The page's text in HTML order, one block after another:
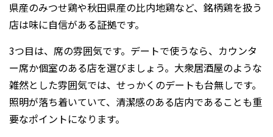
県産のみつせ鶏や秋田県産の比内地鶏など、銘柄鶏を扱う
店は味に自信がある証拠です。
3つ目は、席の雰囲気です。デートで使うなら、カウンタ
ー席か個室のある店を選びましょう。大衆居酒屋のような
雑然とした雰囲気では、せっかくのデートも台無しです。
照明が落ち着いていて、清潔感のある店内であることも重
要なポイントになります。